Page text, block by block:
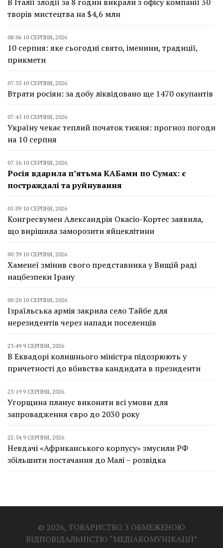
творів мистецтва на $4,6 млн
08:06 10 СЕРПНЯ, 2026
10 серпня: яке сьогодні свято, іменини, традиції,
прикмети
07:55 10 СЕРПНЯ, 2026
Втрати росіян: за добу ліквідовано ще 1470 окупантів
07:45 10 СЕРПНЯ, 2026
Україну чекає теплий початок тижня: прогноз погоди
на 10 серпня
07:16 10 СЕРПНЯ, 2026
Росія вдарила п’ятьма КАБами по Сумах: є
постраждалі та руйнування
01:09 10 СЕРПНЯ, 2026
Конгресвумен Александрія Окасіо-Кортес заявила,
що вирішила заморозити яйцеклітини
00:39 10 СЕРПНЯ, 2026
Хаменеї змінив свого представника у Вищій раді
нацбезпеки Ірану
00:20 10 СЕРПНЯ, 2026
Ізраїльська армія закрила село Тайбе для
нерезидентів через напади поселенців
23:49 9 СЕРПНЯ, 2026
В Еквадорі колишнього міністра підозрюють у
причетності до вбивства кандидата в президенти
23:19 9 СЕРПНЯ, 2026
Угорщина планує виконати всі умови для
запровадження євро до 2030 року
22:54 9 СЕРПНЯ, 2026
Невдачі «Африканського корпусу» змусили РФ
збільшити постачання до Малі – розвідка
© 2026, ТОВАРИСТВО З ОБМЕЖЕНОЮ
ВІДПОВІДАЛЬНІСТЮ “МЕДІАКОМУНІКАЦІЇ”